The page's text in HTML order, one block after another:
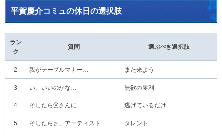
平賀慶介コミュの休日の選択肢
ラン
ク
質問 選ぶべき選択肢
2 親がテーブルマナー… また来よう
3 い、いいのかな… 無欲の勝利
4 そしたら父さんに 逃げているだけ
5 そしたらさ、アーティスト… タレント